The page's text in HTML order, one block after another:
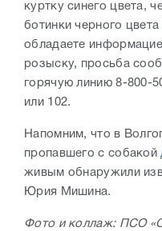
куртку синего цвета,
ботинки черного
обладаете
розыску, просьба
горячую линию 8-800-
или 102.
Напомним, что в
пропавшего с собакой
живым обнаружили
Юрия Мишина.
Фото и коллаж: ПСО